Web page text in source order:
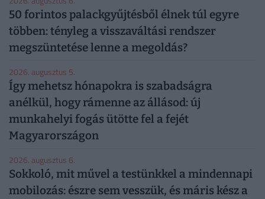
50 forintos palackgyűjtésből élnek túl egyre
többen: tényleg a visszaváltási rendszer
megszüntetése lenne a megoldás?
2026. augusztus 5.
Így mehetsz hónapokra is szabadságra
anélkül, hogy rámenne az állásod: új
munkahelyi fogás ütötte fel a fejét
Magyarországon
2026. augusztus 6.
Sokkoló, mit művel a testünkkel a mindennapi
mobilozás: észre sem vesszük, és máris kész a